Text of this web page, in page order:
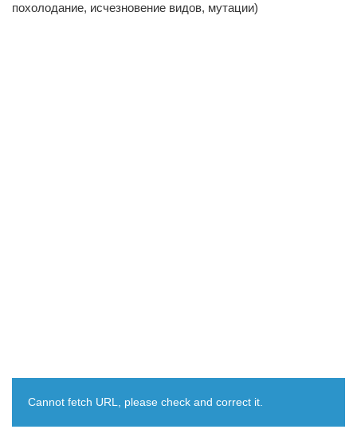
похолодание, исчезновение видов, мутации)
Cannot fetch URL, please check and correct it.